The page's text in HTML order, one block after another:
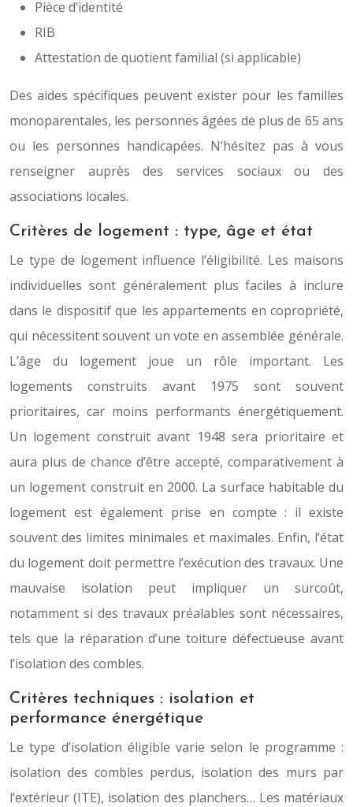
Pièce d’identité
RIB
Attestation de quotient familial (si applicable)
Des aides spécifiques peuvent exister pour les familles
monoparentales, les personnes âgées de plus de 65 ans
ou les personnes handicapées. N’hésitez pas à vous
renseigner auprès des services sociaux ou des
associations locales.
Critères de logement : type, âge et état
Le type de logement influence l’éligibilité. Les maisons
individuelles sont généralement plus faciles à inclure
dans le dispositif que les appartements en copropriété,
qui nécessitent souvent un vote en assemblée générale.
L’âge du logement joue un rôle important. Les
logements construits avant 1975 sont souvent
prioritaires, car moins performants énergétiquement.
Un logement construit avant 1948 sera prioritaire et
aura plus de chance d’être accepté, comparativement à
un logement construit en 2000. La surface habitable du
logement est également prise en compte : il existe
souvent des limites minimales et maximales. Enfin, l’état
du logement doit permettre l’exécution des travaux. Une
mauvaise isolation peut impliquer un surcoût,
notamment si des travaux préalables sont nécessaires,
tels que la réparation d’une toiture défectueuse avant
l’isolation des combles.
Critères techniques : isolation et
performance énergétique
Le type d’isolation éligible varie selon le programme :
isolation des combles perdus, isolation des murs par
l’extérieur (ITE), isolation des planchers… Les matériaux